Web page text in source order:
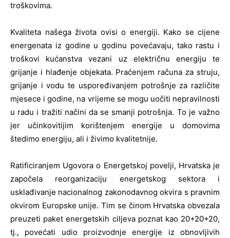
troškovima.
Kvaliteta našega života ovisi o energiji. Kako se cijene
energenata iz godine u godinu povećavaju, tako rastu i
troško­vi kućanstva vezani uz električnu energiju te
grijanje i hlađenje objekata. Praćenjem računa za struju,
grijanje i vodu te uspoređivanjem potrošnje za različite
mjesece i godine, na vrijeme se mogu uočiti nepravilnosti
u radu i tražiti načini da se smanji potrošnja. To je važno
jer učinkovitijim korištenjem energije u domovima
štedimo energiju, ali i živimo kvalitetnije.
Ratificiranjem Ugovora o Energetskoj povelji, Hrvatska je
započela reorganizaciju energetskog sektora i
usklađivanje nacionalnog zakonodavnog okvira s pravnim
okvirom Europske unije. Tim se činom Hrvatska obvezala
preuzeti pa­ket energetskih ciljeva poznat kao 20+20+20,
tj., povećati udio proizvodnje energije iz obnovljivih